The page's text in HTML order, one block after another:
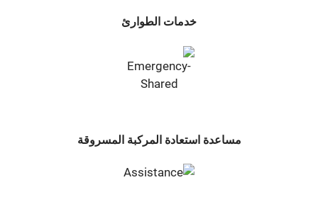
خدمات الطوارئ
مساعدة استعادة المركبة المسروقة